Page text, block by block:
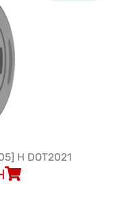
H DOT2021